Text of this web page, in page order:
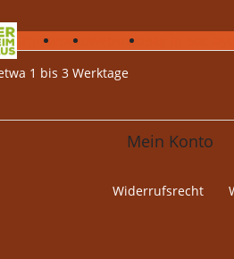
Kürbisse Deko Webshop
1 bis 3 Werktage
Mein Konto
Widerrufs­recht